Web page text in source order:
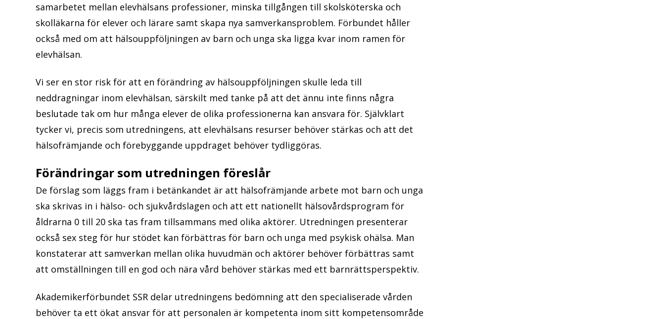
samarbetet mellan elevhälsans professioner, minska tillgången till skolsköterska och
skolläkarna för elever och lärare samt skapa nya samverkansproblem. Förbundet håller
också med om att hälsouppföljningen av barn och unga ska ligga kvar inom ramen för
elevhälsan.
Vi ser en stor risk för att en förändring av hälsouppföljningen skulle leda till
neddragningar inom elevhälsan, särskilt med tanke på att det ännu inte finns några
beslutade tak om hur många elever de olika professionerna kan ansvara för. Självklart
tycker vi, precis som utredningens, att elevhälsans resurser behöver stärkas och att det
hälsofrämjande och förebyggande uppdraget behöver tydliggöras.
Förändringar som utredningen föreslår
De förslag som läggs fram i betänkandet är att hälsofrämjande arbete mot barn och unga
ska skrivas in i hälso- och sjukvårdslagen och att ett nationellt hälsovårdsprogram för
åldrarna 0 till 20 ska tas fram tillsammans med olika aktörer. Utredningen presenterar
också sex steg för hur stödet kan förbättras för barn och unga med psykisk ohälsa. Man
konstaterar att samverkan mellan olika huvudmän och aktörer behöver förbättras samt
att omställningen till en god och nära vård behöver stärkas med ett barnrättsperspektiv.
Akademikerförbundet SSR delar utredningens bedömning att den specialiserade vården
behöver ta ett ökat ansvar för att personalen är kompetenta inom sitt kompetensområde